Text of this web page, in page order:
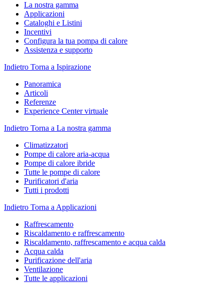
La nostra gamma
Applicazioni
Cataloghi e Listini
Incentivi
Configura la tua pompa di calore
Assistenza e supporto
Indietro Torna a Ispirazione
Panoramica
Articoli
Referenze
Experience Center virtuale
Indietro Torna a La nostra gamma
Climatizzatori
Pompe di calore aria-acqua
Pompe di calore ibride
Tutte le pompe di calore
Purificatori d'aria
Tutti i prodotti
Indietro Torna a Applicazioni
Raffrescamento
Riscaldamento e raffrescamento
Riscaldamento, raffrescamento e acqua calda
Acqua calda
Purificazione dell'aria
Ventilazione
Tutte le applicazioni